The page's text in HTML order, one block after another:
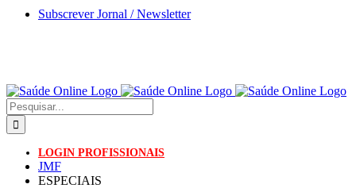
Skip
Subscrever Jornal / Newsletter
Pesquisar
LOGIN PROFISSIONAIS
JMF
ESPECIAIS